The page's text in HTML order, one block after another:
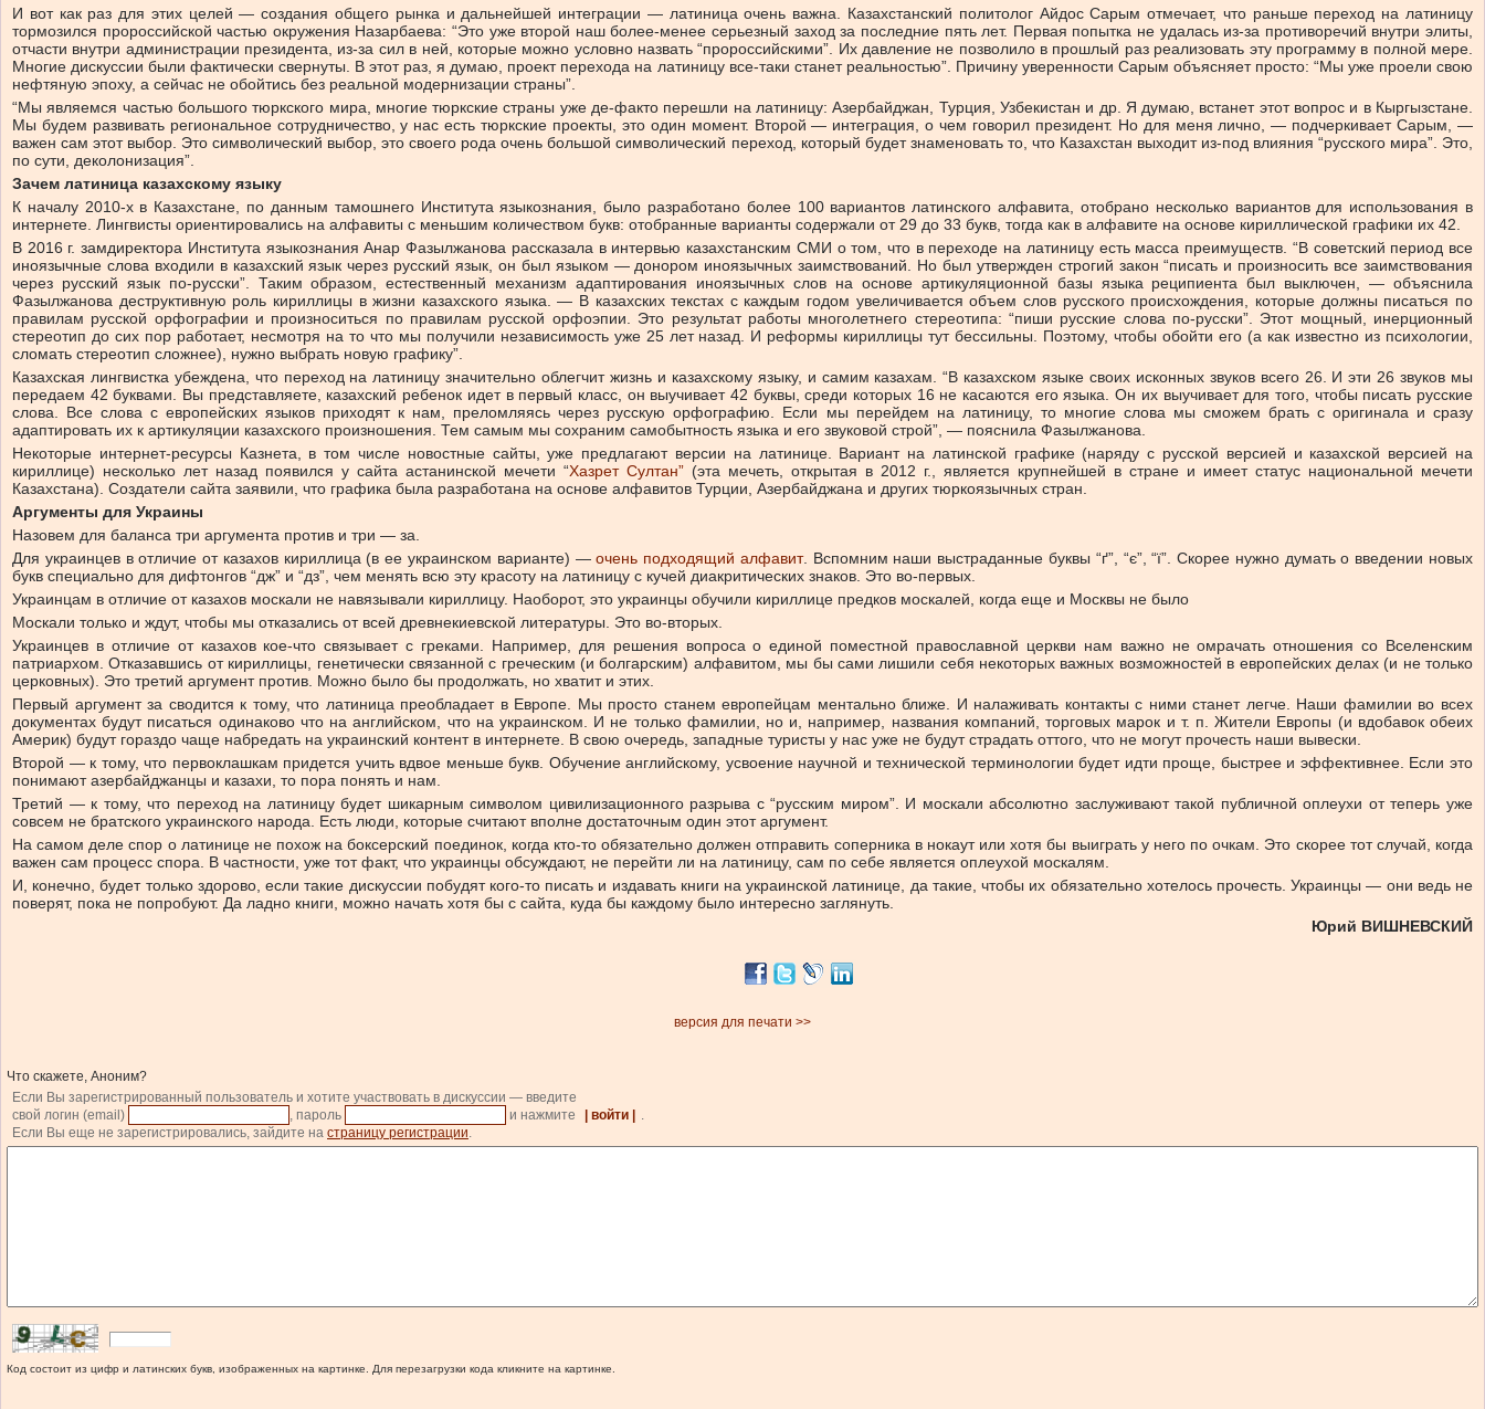
И вот как раз для этих целей — создания общего рынка и дальнейшей интеграции — латиница очень важна. Казахстанский политолог Айдос Сарым отмечает, что раньше переход на латиницу
тормозился пророссийской частью окружения Назарбаева: “Это уже второй наш более-менее серьезный заход за последние пять лет. Первая попытка не удалась из-за противоречий внутри элиты,
отчасти внутри администрации президента, из-за сил в ней, которые можно условно назвать “пророссийскими”. Их давление не позволило в прошлый раз реализовать эту программу в полной мере.
Многие дискуссии были фактически свернуты. В этот раз, я думаю, проект перехода на латиницу все-таки станет реальностью”. Причину уверенности Сарым объясняет просто: “Мы уже проели свою
нефтяную эпоху, а сейчас не обойтись без реальной модернизации страны”.
“Мы являемся частью большого тюркского мира, многие тюркские страны уже де-факто перешли на латиницу: Азербайджан, Турция, Узбекистан и др. Я думаю, встанет этот вопрос и в Кыргызстане.
Мы будем развивать региональное сотрудничество, у нас есть тюркские проекты, это один момент. Второй — интеграция, о чем говорил президент. Но для меня лично, — подчеркивает Сарым, —
важен сам этот выбор. Это символический выбор, это своего рода очень большой символический переход, который будет знаменовать то, что Казахстан выходит из-под влияния “русского мира”. Это,
по сути, деколонизация”.
Зачем латиница казахскому языку
К началу 2010-х в Казахстане, по данным тамошнего Института языкознания, было разработано более 100 вариантов латинского алфавита, отобрано несколько вариантов для использования в
интернете. Лингвисты ориентировались на алфавиты с меньшим количеством букв: отобранные варианты содержали от 29 до 33 букв, тогда как в алфавите на основе кириллической графики их 42.
В 2016 г. замдиректора Института языкознания Анар Фазылжанова рассказала в интервью казахстанским СМИ о том, что в переходе на латиницу есть масса преимуществ. “В советский период все
иноязычные слова входили в казахский язык через русский язык, он был языком — донором иноязычных заимствований. Но был утвержден строгий закон “писать и произносить все заимствования
через русский язык по-русски”. Таким образом, естественный механизм адаптирования иноязычных слов на основе артикуляционной базы языка реципиента был выключен, — объяснила
Фазылжанова деструктивную роль кириллицы в жизни казахского языка. — В казахских текстах с каждым годом увеличивается объем слов русского происхождения, которые должны писаться по
правилам русской орфографии и произноситься по правилам русской орфоэпии. Это результат работы многолетнего стереотипа: “пиши русские слова по-русски”. Этот мощный, инерционный
стереотип до сих пор работает, несмотря на то что мы получили независимость уже 25 лет назад. И реформы кириллицы тут бессильны. Поэтому, чтобы обойти его (а как известно из психологии,
сломать стереотип сложнее), нужно выбрать новую графику”.
Казахская лингвистка убеждена, что переход на латиницу значительно облегчит жизнь и казахскому языку, и самим казахам. “В казахском языке своих исконных звуков всего 26. И эти 26 звуков мы
передаем 42 буквами. Вы представляете, казахский ребенок идет в первый класс, он выучивает 42 буквы, среди которых 16 не касаются его языка. Он их выучивает для того, чтобы писать русские
слова. Все слова с европейских языков приходят к нам, преломляясь через русскую орфографию. Если мы перейдем на латиницу, то многие слова мы сможем брать с оригинала и сразу
адаптировать их к артикуляции казахского произношения. Тем самым мы сохраним самобытность языка и его звуковой строй”, — пояснила Фазылжанова.
Некоторые интернет-ресурсы Казнета, в том числе новостные сайты, уже предлагают версии на латинице. Вариант на латинской графике (наряду с русской версией и казахской версией на
кириллице) несколько лет назад появился у сайта астанинской мечети “Хазрет Султан” (эта мечеть, открытая в 2012 г., является крупнейшей в стране и имеет статус национальной мечети
Казахстана). Создатели сайта заявили, что графика была разработана на основе алфавитов Турции, Азербайджана и других тюркоязычных стран.
Аргументы для Украины
Назовем для баланса три аргумента против и три — за.
Для украинцев в отличие от казахов кириллица (в ее украинском варианте) —очень подходящий алфавит. Вспомним наши выстраданные буквы “ґ”, “є”, “ї”. Скорее нужно думать о введении новых
букв специально для дифтонгов “дж” и “дз”, чем менять всю эту красоту на латиницу с кучей диакритических знаков. Это во-первых.
Украинцам в отличие от казахов москали не навязывали кириллицу. Наоборот, это украинцы обучили кириллице предков москалей, когда еще и Москвы не было
Москали только и ждут, чтобы мы отказались от всей древнекиевской литературы. Это во-вторых.
Украинцев в отличие от казахов кое-что связывает с греками. Например, для решения вопроса о единой поместной православной церкви нам важно не омрачать отношения со Вселенским
патриархом. Отказавшись от кириллицы, генетически связанной с греческим (и болгарским) алфавитом, мы бы сами лишили себя некоторых важных возможностей в европейских делах (и не только
церковных). Это третий аргумент против. Можно было бы продолжать, но хватит и этих.
Первый аргумент за сводится к тому, что латиница преобладает в Европе. Мы просто станем европейцам ментально ближе. И налаживать контакты с ними станет легче. Наши фамилии во всех
документах будут писаться одинаково что на английском, что на украинском. И не только фамилии, но и, например, названия компаний, торговых марок и т. п. Жители Европы (и вдобавок обеих
Америк) будут гораздо чаще набредать на украинский контент в интернете. В свою очередь, западные туристы у нас уже не будут страдать оттого, что не могут прочесть наши вывески.
Второй — к тому, что первоклашкам придется учить вдвое меньше букв. Обучение английскому, усвоение научной и технической терминологии будет идти проще, быстрее и эффективнее. Если это
понимают азербайджанцы и казахи, то пора понять и нам.
Третий — к тому, что переход на латиницу будет шикарным символом цивилизационного разрыва с “русским миром”. И москали абсолютно заслуживают такой публичной оплеухи от теперь уже
совсем не братского украинского народа. Есть люди, которые считают вполне достаточным один этот аргумент.
На самом деле спор о латинице не похож на боксерский поединок, когда кто-то обязательно должен отправить соперника в нокаут или хотя бы выиграть у него по очкам. Это скорее тот случай, когда
важен сам процесс спора. В частности, уже тот факт, что украинцы обсуждают, не перейти ли на латиницу, сам по себе является оплеухой москалям.
И, конечно, будет только здорово, если такие дискуссии побудят кого-то писать и издавать книги на украинской латинице, да такие, чтобы их обязательно хотелось прочесть. Украинцы — они ведь не
поверят, пока не попробуют. Да ладно книги, можно начать хотя бы с сайта, куда бы каждому было интересно заглянуть.
Юрий ВИШНЕВСКИЙ
версия для печати >>
Что скажете, Аноним?
Если Вы зарегистрированный пользователь и хотите участвовать в дискуссии — введите
свой логин (email)
, пароль и нажмите | войти |
.
Если Вы еще не зарегистрировались, зайдите на страницу регистрации.
Код состоит из цифр и латинских букв, изображенных на картинке. Для перезагрузки кода кликните на картинке.